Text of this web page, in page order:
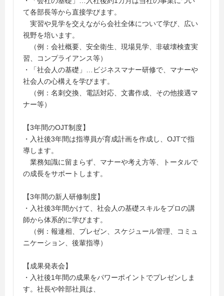
て各部長等から直接学びます。
実習や見学を交えながら会社全体について学び、広い
視野を培います。
（例：会社概要、安全衛生、現場見学、非破壊検査実
習、コンプライアンス等）
・「社会人の基礎」…ビジネスマナー研修で、マナーや
社会人の心構えを学びます。
（例：名刺交換、電話対応、文書作成、その他接遇マ
ナー等）
【3年間のOJT制度】
・入社後3年間は指導員が育成計画を作成し、OJTで指
導します。
業務知識に留まらず、マナーや考え方等、トータルで
の成長をサポートします。
【3年間の新人研修制度】
・入社後3年間かけて、社会人の基礎スキルをプロの講
師から体系的に学びます。
（例：報連相、プレゼン、スケジュール管理、コミュ
ニケーション、後輩指導）
【成果発表会】
・入社後1年間の成果をパワーポイントでプレゼンしま
す。社長や幹部社員は、